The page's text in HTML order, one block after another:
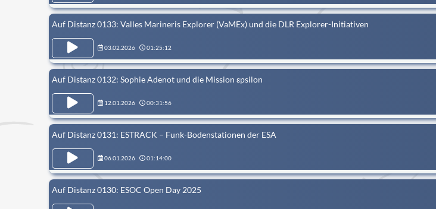
Auf Distanz 0133: Valles Marineris Explorer (VaMEx) und die DLR Explorer-Initiativen
03.02.2026 01:25:12
Auf Distanz 0132: Sophie Adenot und die Mission εpsilon
12.01.2026 00:31:56
Auf Distanz 0131: ESTRACK – Funk-Bodenstationen der ESA
06.01.2026 01:14:00
Auf Distanz 0130: ESOC Open Day 2025